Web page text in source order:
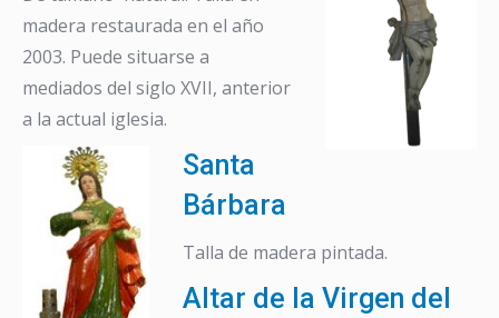
madera restaurada en el año
2003. Puede situarse a
mediados del siglo XVII, anterior
a la actual iglesia.
Santa
Bárbara
Talla de madera pintada.
Altar de la Virgen del